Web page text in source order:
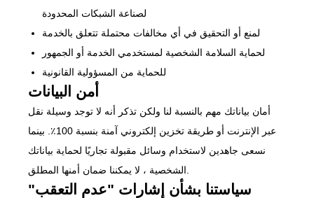
لصناعة الشبكات المحدودة
لمنع أو التحقيق في أي مخالفات محتملة تتعلق بالخدمة
لحماية السلامة الشخصية لمستخدمي الخدمة أو الجمهور
للحماية من المسؤولية القانونية
أمن البيانات
أمان بياناتك مهم بالنسبة لنا ولكن تذكر أنه لا توجد وسيلة نقل
عبر الإنترنت أو طريقة تخزين إلكتروني آمنة بنسبة 100٪. بينما
نسعى جاهدين لاستخدام وسائل مقبولة تجاريًا لحماية بياناتك
سياستنا بشأن إشارات "عدم التعقب"